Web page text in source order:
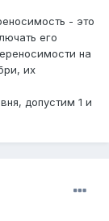
- это
его
на
их
допустим 1 и